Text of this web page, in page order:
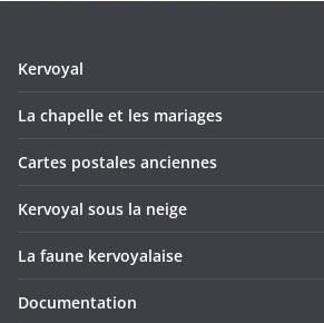
Kervoyal
La chapelle et les mariages
Cartes postales anciennes
Kervoyal sous la neige
La faune kervoyalaise
Documentation